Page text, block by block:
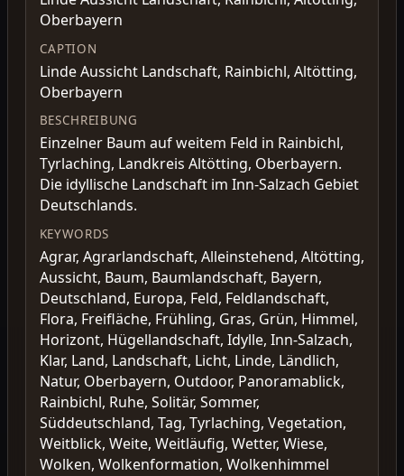
Oberbayern
CAPTION
Linde Aussicht Landschaft, Rainbichl, Altötting,
Oberbayern
BESCHREIBUNG
Einzelner Baum auf weitem Feld in Rainbichl,
Tyrlaching, Landkreis Altötting, Oberbayern.
Die idyllische Landschaft im Inn-Salzach Gebiet
Deutschlands.
KEYWORDS
Agrar, Agrarlandschaft, Alleinstehend, Altötting,
Aussicht, Baum, Baumlandschaft, Bayern,
Deutschland, Europa, Feld, Feldlandschaft,
Flora, Freifläche, Frühling, Gras, Grün, Himmel,
Horizont, Hügellandschaft, Idylle, Inn-Salzach,
Klar, Land, Landschaft, Licht, Linde, Ländlich,
Natur, Oberbayern, Outdoor, Panoramablick,
Rainbichl, Ruhe, Solitär, Sommer,
Süddeutschland, Tag, Tyrlaching, Vegetation,
Weitblick, Weite, Weitläufig, Wetter, Wiese,
Wolken, Wolkenformation, Wolkenhimmel